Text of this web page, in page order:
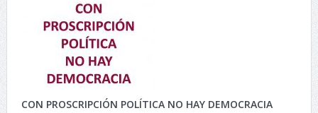
CON PROSCRIPCIÓN POLÍTICA NO HAY DEMOCRACIA